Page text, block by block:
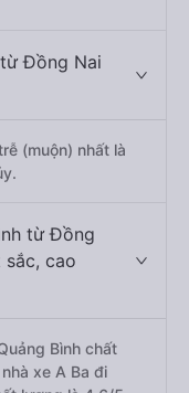
Đồng Nai
(muộn) nhất là
từ Đồng
cao
Bình chất
xe A Ba đi